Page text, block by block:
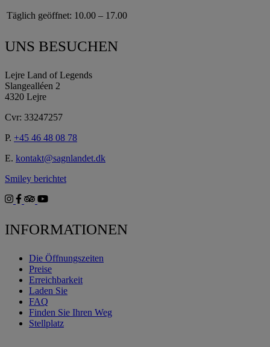
Täglich geöffnet: 10.00 – 17.00
UNS BESUCHEN
Lejre Land of Legends
Slangealléen 2
4320 Lejre
Cvr: 33247257
P. +45 46 48 08 78
E. kontakt@sagnlandet.dk
Smiley berichtet
INFORMATIONEN
Die Öffnungszeiten
Preise
Erreichbarkeit
Laden Sie
FAQ
Finden Sie Ihren Weg
Stellplatz